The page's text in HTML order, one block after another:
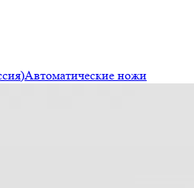
Автоматические ножи